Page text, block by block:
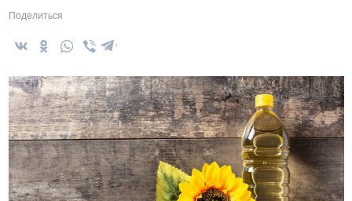
Поделиться